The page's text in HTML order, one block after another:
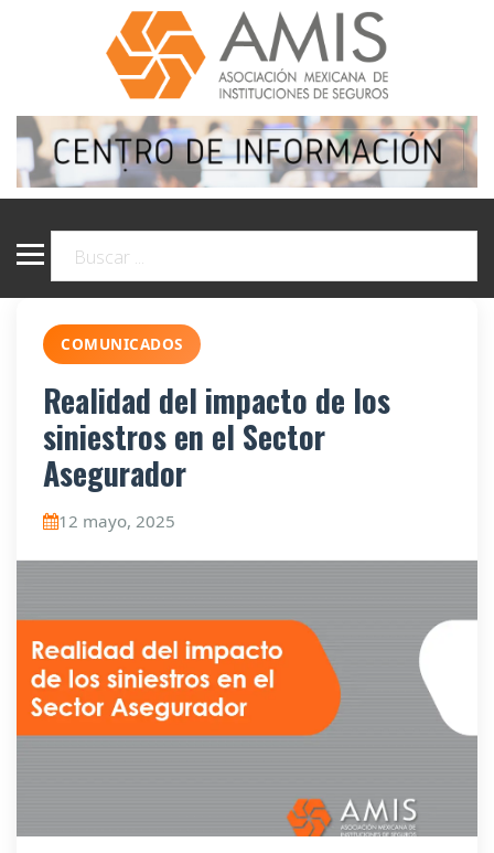
COMUNICADOS
Realidad del impacto de los
siniestros en el Sector
Asegurador
12 mayo, 2025